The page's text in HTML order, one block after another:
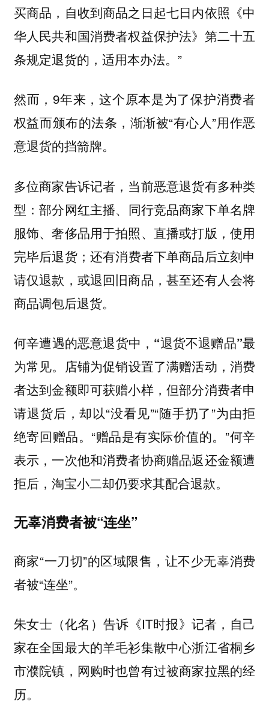
买商品，自收到商品之日起七日内依照《中
华人民共和国消费者权益保护法》第二十五
条规定退货的，适用本办法。”
然而，9年来，这个原本是为了保护消费者
权益而颁布的法条，渐渐被“有心人”用作恶
意退货的挡箭牌。
多位商家告诉记者，当前恶意退货有多种类
型：部分网红主播、同行竞品商家下单名牌
服饰、奢侈品用于拍照、直播或打版，使用
完毕后退货；还有消费者下单商品后立刻申
请仅退款，或退回旧商品，甚至还有人会将
商品调包后退货。
何辛遭遇的恶意退货中， “退货不退赠品”最
为常见。店铺为促销设置了满赠活动，消费
者达到金额即可获赠小样，但部分消费者申
请退货后，却以“没看见”“随手扔了”为由拒
绝寄回赠品。“赠品是有实际价值的。”何辛
表示，一次他和消费者协商赠品返还金额遭
拒后，淘宝小二却仍要求其配合退款。
无辜消费者被“连坐”
商家“一刀切”的区域限售，让不少无辜消费
者被“连坐”。
朱女士（化名）告诉《IT时报》记者，自己
家在全国最大的羊毛衫集散中心浙江省桐乡
市濮院镇，网购时也曾有过被商家拉黑的经
历。